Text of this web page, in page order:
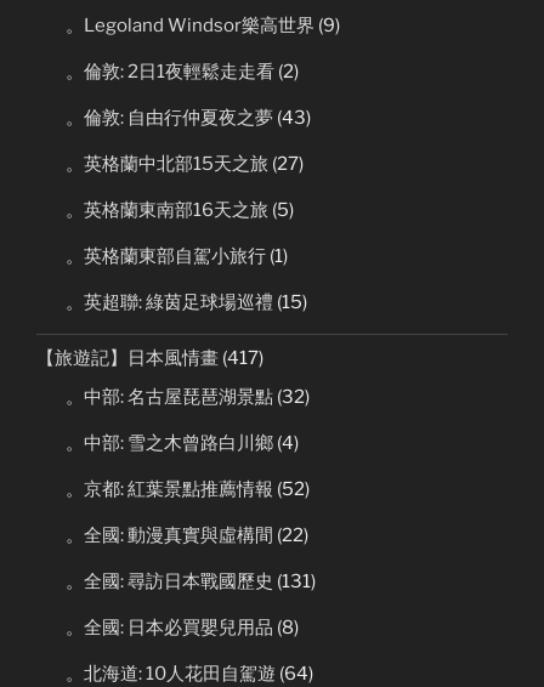
。Legoland Windsor樂高世界 (9)
。倫敦: 2日1夜輕鬆走走看 (2)
。倫敦: 自由行仲夏夜之夢 (43)
。英格蘭中北部15天之旅 (27)
。英格蘭東南部16天之旅 (5)
。英格蘭東部自駕小旅行 (1)
。英超聯: 綠茵足球場巡禮 (15)
【旅遊記】日本風情畫 (417)
。中部: 名古屋琵琶湖景點 (32)
。中部: 雪之木曾路白川鄉 (4)
。京都: 紅葉景點推薦情報 (52)
。全國: 動漫真實與虛構間 (22)
。全國: 尋訪日本戰國歷史 (131)
。全國: 日本必買嬰兒用品 (8)
。北海道: 10人花田自駕遊 (64)